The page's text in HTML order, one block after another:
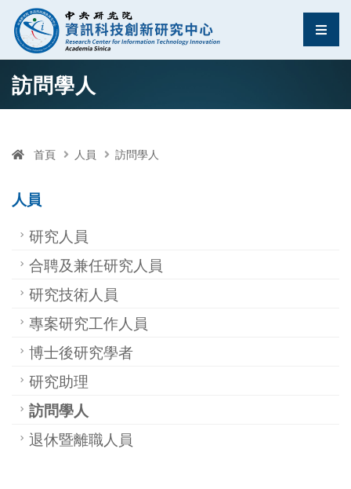
跳至中央區塊/Main Content
資訊科技創新研究中 選
訪問學人
首頁 人員 訪問學人
人員
研究人員
合聘及兼任研究人員
研究技術人員
專案研究工作人員
博士後研究學者
研究助理
訪問學人
退休暨離職人員